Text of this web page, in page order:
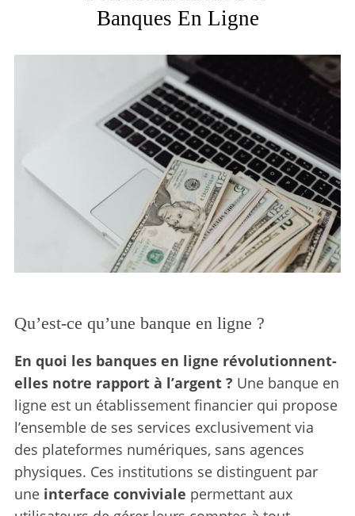
Banques En Ligne
Qu’est-ce qu’une banque en ligne ?
En quoi les banques en ligne révolutionnent-
elles notre rapport à l’argent ? Une banque en
ligne est un établissement financier qui propose
l’ensemble de ses services exclusivement via
des plateformes numériques, sans agences
physiques. Ces institutions se distinguent par
une interface conviviale permettant aux